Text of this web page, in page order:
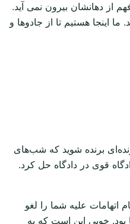
از دهانشان بیرون نمی آید.
اینجا هستیم تا از جادوها و
برنده شوید که شب‌های
قوی در دادگاه حل کرد.
اتهامات علیه شما را لغو
بود. خوبی این است که به